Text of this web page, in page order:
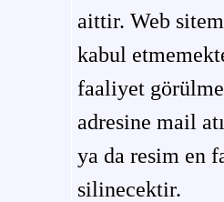
aittir. Web
kabul
faaliyet
adresine mail
ya da resim en
silinecektir.